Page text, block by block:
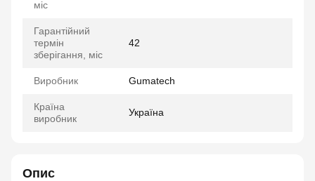
міс
Гарантійний
термін
зберігання, міс
42
Виробник Gumatech
Країна
виробник
Україна
Опис